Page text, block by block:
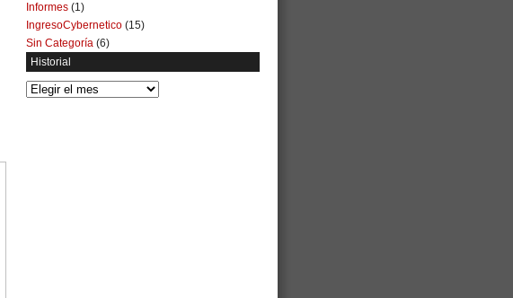
Informes (1)
IngresoCybernetico (15)
Sin Categoría (6)
Historial
Historial